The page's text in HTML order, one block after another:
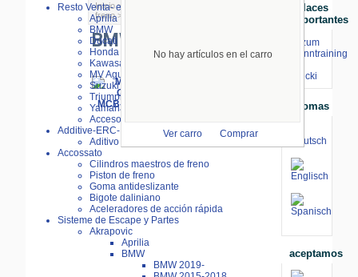
No hay artículos en el carro
Ver carro Comprar
Resto Venta- especial
Aprilia
BMW
Ducati
Honda
Kawasaki
MV Agusta
Suzuki
Triumph
Yamaha
Accesorios
Additive-ERC-Bike
Aditivo ERC-Bike
Accossato
Cilindros maestros de freno
Piston de freno
Goma antideslizante
Bigote daliniano
Aceleradores de acción rápida
Sisteme de Escape y Partes
Akrapovic
Aprilia
BMW
BMW 2019-
Inicio>
freno>
BMW
MCB-CRQ
freno
Enlaces
Importantes
⇒ zum
Renntraining
Stecki
Idiomas
aceptamos